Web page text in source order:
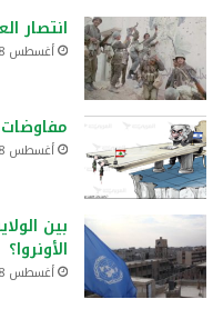
انتصار
أغسطس 8, 2026
مفاوضات
أغسطس 8, 2026
بين
الأونروا؟
أغسطس 8, 2026